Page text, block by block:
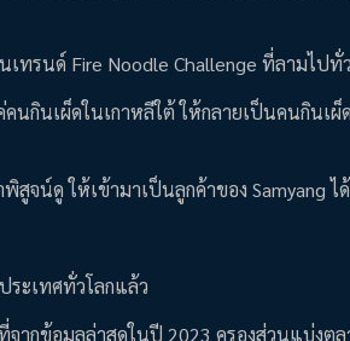
ทรนด์ Fire Noodle Challenge ที่ลามไปทั่
กินเผ็ดในเกาหลีใต้ ให้กลายเป็นคนกินเผ็
จน์ดู ให้เข้ามาเป็นลูกค้าของ Samyang ไ
ระเทศทั่วโลกแล้ว
ากข้อมูลล่าสุดในปี 2023 ครองส่วนแบ่งต